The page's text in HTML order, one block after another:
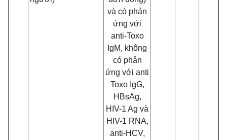
và có phản
ứng với
anti-Toxo
IgM, không
có phản
ứng với anti
Toxo IgG,
HBsAg,
HIV-1 Ag và
HIV-1 RNA,
anti-HCV,